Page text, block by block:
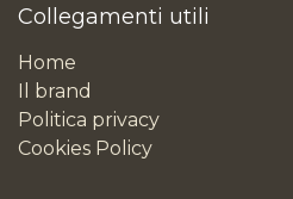
Collegamenti utili
Home
Il brand
Politica privacy
Cookies Policy